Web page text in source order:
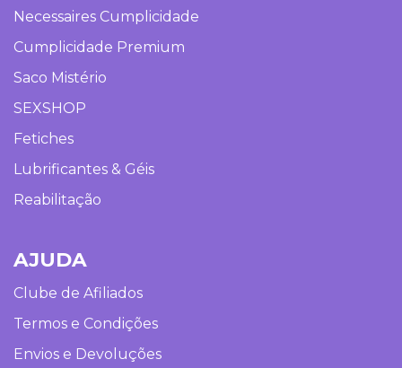
Necessaires Cumplicidade
Cumplicidade Premium
Saco Mistério
SEXSHOP
Fetiches
Lubrificantes & Géis
Reabilitação
AJUDA
Clube de Afiliados
Termos e Condições
Envios e Devoluções